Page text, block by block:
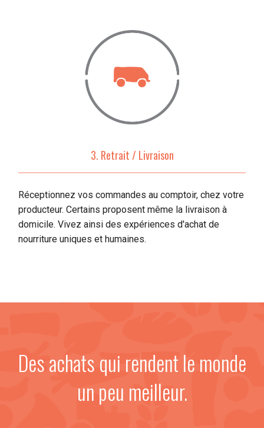
3. Retrait / Livraison
Réceptionnez vos commandes au comptoir, chez votre
producteur. Certains proposent même la livraison à
domicile. Vivez ainsi des expériences d'achat de
nourriture uniques et humaines.
Des achats qui rendent le monde
un peu meilleur.